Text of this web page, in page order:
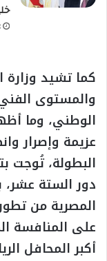
3
كما تشيد وزارة
والمستوى
الوطني، وما
عزيمة وإصرار
البطولة، تُوجت
دور الستة
المصرية من
على المنافسة
أكبر المحافل